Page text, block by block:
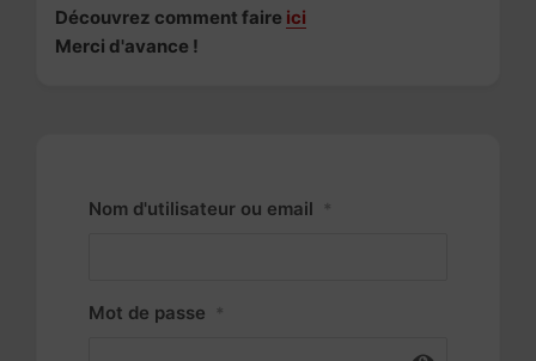
Découvrez comment faire ici
Merci d'avance !
Nom d'utilisateur ou email *
Mot de passe *